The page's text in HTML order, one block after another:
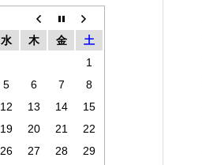
水 木 金
土
1
5 6 7
8
12 13 14
15
19 20 21
22
26 27 28
29